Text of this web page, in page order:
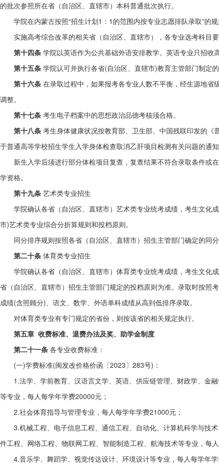
的批次参照所在省（自治区、直辖市）本科普通批次执行。
学院在内蒙古按照“招生计划1：1的范围内按专业志愿排队录取”的
实施高考综合改革的相关省（自治区、直辖市），各专业选考科目
第十四条 学院以英语作为公共基础外语安排教学。英语专业只招
第十五条 学院认可并执行各省(自治区、直辖市)教育主管部门制定
第十六条 在录取过程中，如果报考各专业人数不平衡，经生源地
调整。
第十七条 考生电子档案中的思想政治品德考核须合格。
第十八条 考生身体健康状况按教育部、卫生部、中国残联印发的
于普通高等学校招生学生入学身体检查取消乙肝项目检测有关问题的通
新生入学后须进行部分体检项目复查，复查结果不符合录取条件或
学资格。
第十九条 艺术类专业招生
学院确认各省（自治区、直辖市）艺术类专业统考成绩，考生文化
市)艺术类专业综合分折算规则和投档原则。
同分排序规则按照各省（自治区、直辖市）招生主管部门确定的同
第二十条 体育类专业招生
学院确认各省（自治区、直辖市）体育类专业统考成绩，考生文化
省（自治区、直辖市）招生主管部门规定的投档原则为准。录取时按照
成绩(含照顾分)、语文、数学、外语单科成绩从高到低排序录取。
对体育类专业有专门规定的省份，则按该省的相关规定执行。
第五章 收费标准、退费办法及奖、助学金制度
第二十一条 各专业收费标准：
(一)学费标准(闽发改价格价函〔2023〕283号)：
1.法学、学前教育、汉语言文学、英语、供应链管理、财政学、金
等专业，每人每学年学费20000元；
2.社会体育指导与管理专业，每人每学年学费21000元；
3.机械工程、电子信息工程、通信工程、自动化、计算机科学与技
件工程、网络工程、物联网工程、智能制造工程、航海技术等专业，每
4.音乐学、舞蹈学、视觉传达设计、环境设计等专业，每人每学年